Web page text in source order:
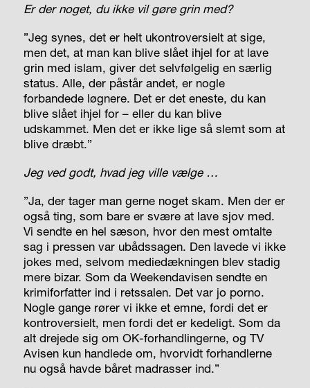
Er der noget, du ikke vil gøre grin med?
”Jeg synes, det er helt ukontroversielt at sige,
men det, at man kan blive slået ihjel for at lave
grin med islam, giver det selvfølgelig en særlig
status. Alle, der påstår andet, er nogle
forbandede løgnere. Det er det eneste, du kan
blive slået ihjel for – eller du kan blive
udskammet. Men det er ikke lige så slemt som at
blive dræbt.”
Jeg ved godt, hvad jeg ville vælge …
”Ja, der tager man gerne noget skam. Men der er
også ting, som bare er svære at lave sjov med.
Vi sendte en hel sæson, hvor den mest omtalte
sag i pressen var ubådssagen. Den lavede vi ikke
jokes med, selvom mediedækningen blev stadig
mere bizar. Som da Weekend­avisen sendte en
krimiforfatter ind i retssalen. Det var jo porno.
Nogle gange rører vi ikke et emne, fordi det er
kontroversielt, men fordi det er kedeligt. Som da
alt drejede sig om OK-forhandlingerne, og TV
Avisen kun handlede om, hvorvidt forhandlerne
nu også havde båret madrasser ind.”